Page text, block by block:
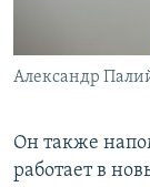
Александр
Он также
работает в